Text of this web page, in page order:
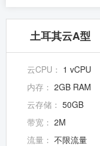
土耳其云A型
云CPU： 1 vCPU
内存： 2GB RAM
云存储： 50GB
带宽： 2M
流量： 不限流量